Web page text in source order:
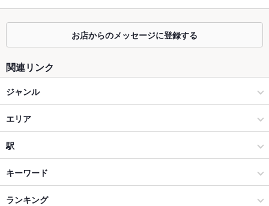
掘りごたつ なし
ソファー
テラス席
設備
Wi-Fi
バリアフリ
ー
お店からのメッセージに登録する
関連リンク
ジャンル
焼肉・ホルモン
焼肉
秋田市 × 焼肉・ホルモン
秋田市 × 焼肉
エリア
秋田駅
秋田駅 × 焼肉・ホルモン
秋田駅 × 焼肉
駅
新屋駅
羽後牛島駅
キーワード
エビ料理
ランキング